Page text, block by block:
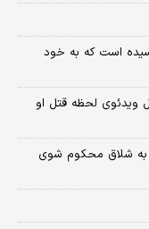
است که به خود
ویدئوی لحظه قتل او
به شلاق محکوم شوی